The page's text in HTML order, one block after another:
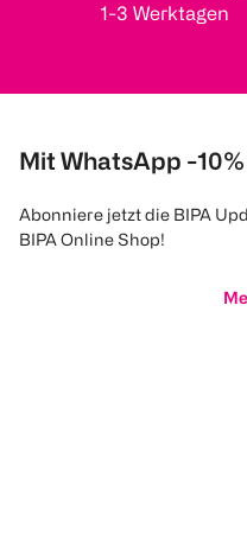
1-3 Werktagen
Mit WhatsApp -
Abonniere jetzt die BIPA
BIPA Online Shop!